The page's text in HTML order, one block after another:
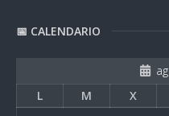
📅 CALENDARIO
L
M X